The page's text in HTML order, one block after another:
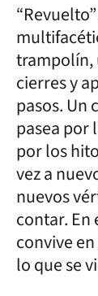
trampolín,
cierres y
pasos. Un
pasea por
por los
vez a
nuevos
contar.
convive
lo que se